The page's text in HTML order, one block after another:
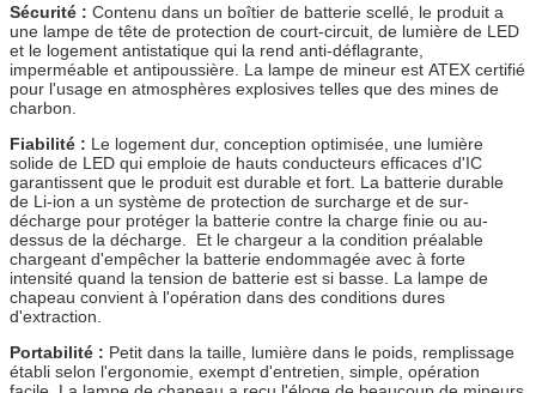
Sécurité : Contenu dans un boîtier de batterie scellé, le produit a
une lampe de tête de protection de court-circuit, de lumière de LED
et le logement antistatique qui la rend anti-déflagrante,
imperméable et antipoussière. La lampe de mineur est ATEX certifié
pour l'usage en atmosphères explosives telles que des mines de
charbon.
Fiabilité : Le logement dur, conception optimisée, une lumière
solide de LED qui emploie de hauts conducteurs efficaces d'IC
garantissent que le produit est durable et fort. La batterie durable
de Li-ion a un système de protection de surcharge et de sur-
décharge pour protéger la batterie contre la charge finie ou au-
dessus de la décharge. Et le chargeur a la condition préalable
chargeant d'empêcher la batterie endommagée avec à forte
intensité quand la tension de batterie est si basse. La lampe de
chapeau convient à l'opération dans des conditions dures
d'extraction.
Portabilité : Petit dans la taille, lumière dans le poids, remplissage
établi selon l'ergonomie, exempt d'entretien, simple, opération